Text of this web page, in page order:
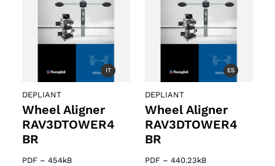
IT
DEPLIANT
Wheel Aligner
RAV3DTOWER4
BR
PDF – 454kB
ES
DEPLIANT
Wheel Aligner
RAV3DTOWER4
BR
PDF – 440.23kB